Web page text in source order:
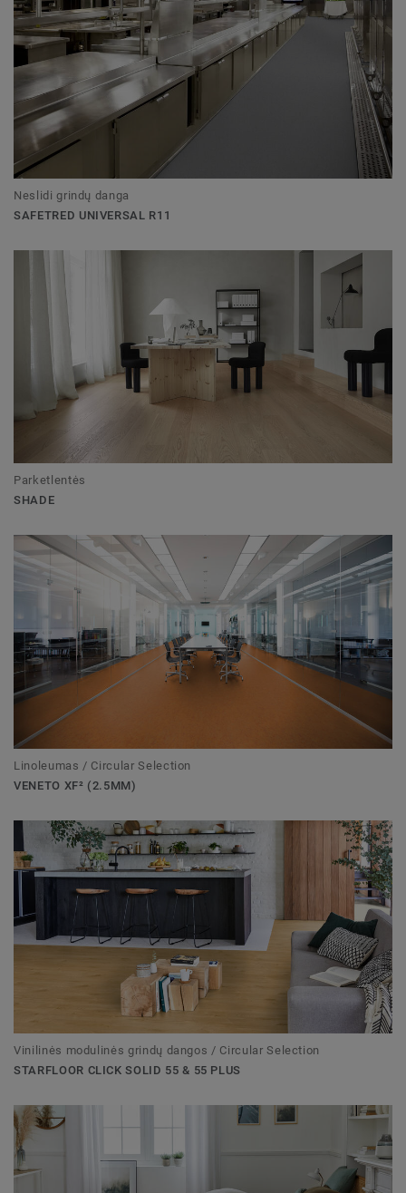
Neslidi grindų danga
SAFETRED UNIVERSAL R11
Parketlentės
SHADE
Linoleumas / Circular Selection
VENETO XF² (2.5MM)
Vinilinės modulinės grindų dangos / Circular Selection
STARFLOOR CLICK SOLID 55 & 55 PLUS